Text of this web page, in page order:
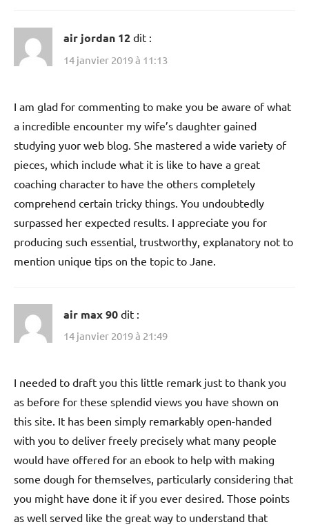
air jordan 12 dit :
14 janvier 2019 à 11:13
I am glad for commenting to make you be aware of what
a incredible encounter my wife’s daughter gained
studying yuor web blog. She mastered a wide variety of
pieces, which include what it is like to have a great
coaching character to have the others completely
comprehend certain tricky things. You undoubtedly
surpassed her expected results. I appreciate you for
producing such essential, trustworthy, explanatory not to
mention unique tips on the topic to Jane.
air max 90 dit :
14 janvier 2019 à 21:49
I needed to draft you this little remark just to thank you
as before for these splendid views you have shown on
this site. It has been simply remarkably open-handed
with you to deliver freely precisely what many people
would have offered for an ebook to help with making
some dough for themselves, particularly considering that
you might have done it if you ever desired. Those points
as well served like the great way to understand that